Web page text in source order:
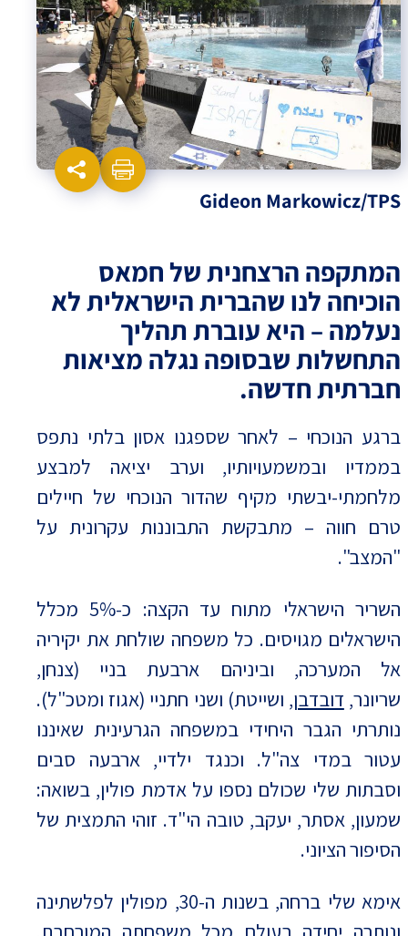
Gideon Markowicz/TPS
המתקפה הרצחנית של חמאס
הוכיחה לנו שהברית הישראלית לא
נעלמה – היא עוברת תהליך
התחשלות שבסופה נגלה מציאות
חברתית חדשה.
ברגע הנוכחי – לאחר שספגנו אסון בלתי נתפס
בממדיו ובמשמעויותיו, וערב יציאה למבצע
מלחמתי-יבשתי מקיף שהדור הנוכחי של חיילים
טרם חווה – מתבקשת התבוננות עקרונית על
"המצב".
השריר הישראלי מתוח עד הקצה: כ-5% מכלל
הישראלים מגויסים. כל משפחה שולחת את יקיריה
אל המערכה, וביניהם ארבעת בניי (צנחן,
שריונר, דובדבן, ושייטת) ושני חתניי (אגוז ומטכ"ל).
נותרתי הגבר היחידי במשפחה הגרעינית שאיננו
עטור במדי צה"ל. וכנגד ילדיי, ארבעה סבים
וסבתות שלי שכולם נספו על אדמת פולין, בשואה:
שמעון, אסתר, יעקב, טובה הי"ד. זוהי התמצית של
הסיפור הציוני.
אימא שלי ברחה, בשנות ה-30, מפולין לפלשתינה